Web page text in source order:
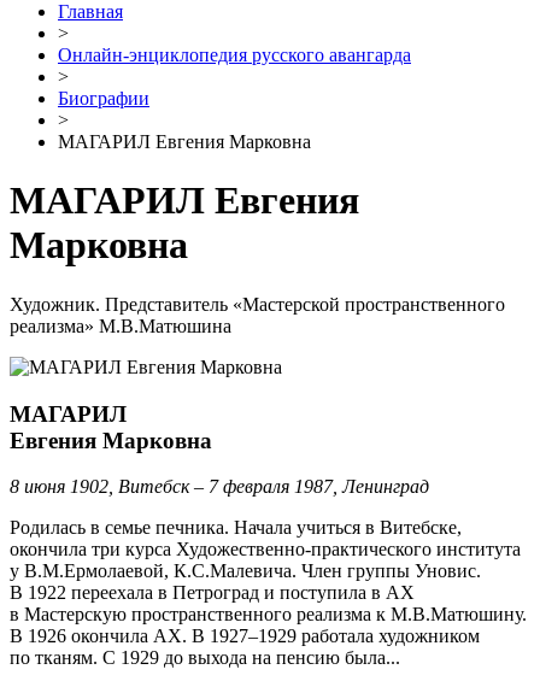
Главная
>
Онлайн-энциклопедия русского авангарда
>
Биографии
>
МАГАРИЛ Евгения Марковна
МАГАРИЛ Евгения
Марковна
Художник. Представитель «Мастерской пространственного
реализма» М.В.Матюшина
МАГАРИЛ
Евгения Марковна
8 июня 1902, Витебск – 7 февраля 1987, Ленинград
Родилась в семье печника. Начала учиться в Витебске,
окончила три курса Художественно-практического института
у В.М.Ермолаевой, К.С.Малевича. Член группы Уновис.
В 1922 переехала в Петроград и поступила в АХ
в Мастерскую пространственного реализма к М.В.Матюшину.
В 1926 окончила АХ. В 1927–1929 работала художником
по тканям. С 1929 до выхода на пенсию была...